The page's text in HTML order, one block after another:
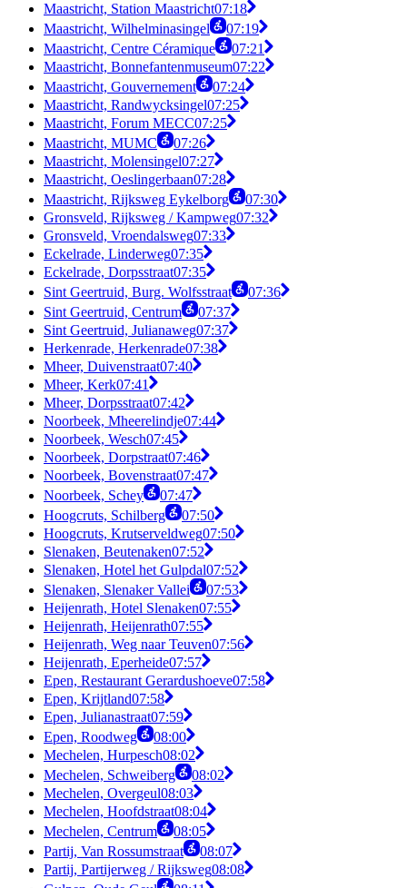
Maastricht, Station Maastricht07:18
Maastricht, Wilhelminasingel
07:19
Maastricht, Centre Céramique
07:21
Maastricht, Bonnefantenmuseum07:22
Maastricht, Gouvernement
07:24
Maastricht, Randwycksingel07:25
Maastricht, Forum MECC07:25
Maastricht, MUMC
07:26
Maastricht, Molensingel07:27
Maastricht, Oeslingerbaan07:28
Maastricht, Rijksweg Eykelborg
07:30
Gronsveld, Rijksweg / Kampweg07:32
Gronsveld, Vroendalsweg07:33
Eckelrade, Linderweg07:35
Eckelrade, Dorpsstraat07:35
Sint Geertruid, Burg. Wolfsstraat
07:36
Sint Geertruid, Centrum
07:37
Sint Geertruid, Julianaweg07:37
Herkenrade, Herkenrade07:38
Mheer, Duivenstraat07:40
Mheer, Kerk07:41
Mheer, Dorpsstraat07:42
Noorbeek, Mheerelindje07:44
Noorbeek, Wesch07:45
Noorbeek, Dorpstraat07:46
Noorbeek, Bovenstraat07:47
Noorbeek, Schey
07:47
Hoogcruts, Schilberg
07:50
Hoogcruts, Krutserveldweg07:50
Slenaken, Beutenaken07:52
Slenaken, Hotel het Gulpdal07:52
Slenaken, Slenaker Vallei
07:53
Heijenrath, Hotel Slenaken07:55
Heijenrath, Heijenrath07:55
Heijenrath, Weg naar Teuven07:56
Heijenrath, Eperheide07:57
Epen, Restaurant Gerardushoeve07:58
Epen, Krijtland07:58
Epen, Julianastraat07:59
Epen, Roodweg
08:00
Mechelen, Hurpesch08:02
Mechelen, Schweiberg
08:02
Mechelen, Overgeul08:03
Mechelen, Hoofdstraat08:04
Mechelen, Centrum
08:05
Partij, Van Rossumstraat
08:07
Partij, Partijerweg / Rijksweg08:08